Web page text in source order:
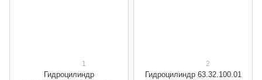
1
Гидроцилиндр
2
Гидроцилиндр 63.32.100.01